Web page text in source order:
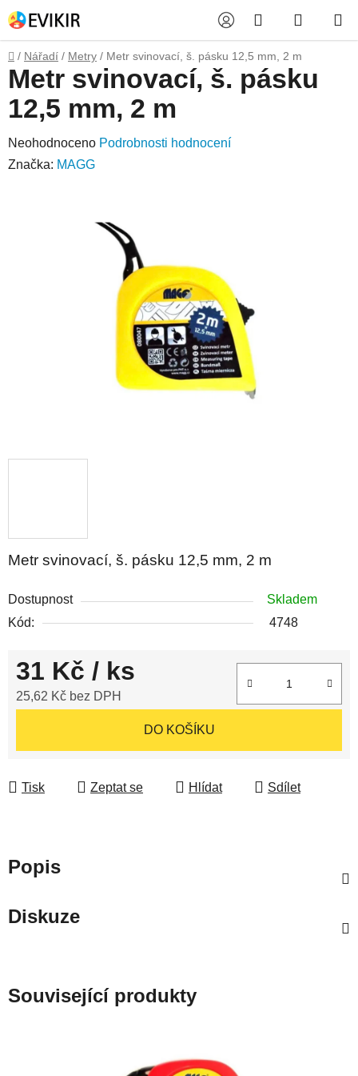
na
obsah
Hledat
KOŠÍK
Domů
/ Nářadí / Metry / Metr svinovací, š. pásku 12,5 mm, 2 m
Metr svinovací, š. pásku 12,5 mm, 2 m
Dostupnost
Skladem
Kód:
4748
31 Kč / ks
25,62 Kč bez DPH
DO KOŠÍKU
Tisk Zeptat se Hlídat Sdílet
Metr svinovací, š. pásku
12,5 mm, 2 m
Průměrné
hodnocení
Neohodnoceno Podrobnosti hodnocení
Značka: MAGG
Popis
Diskuze
Související produkty